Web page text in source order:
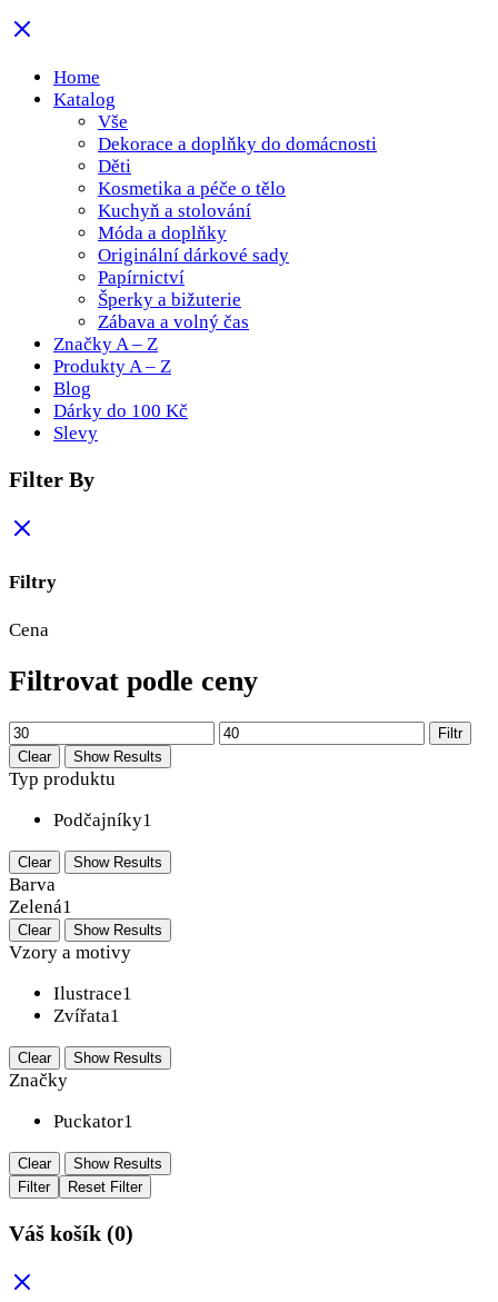
Home
Katalog
Vše
Dekorace a doplňky do domácnosti
Děti
Kosmetika a péče o tělo
Kuchyň a stolování
Móda a doplňky
Originální dárkové sady
Papírnictví
Šperky a bižuterie
Zábava a volný čas
Značky A – Z
Produkty A – Z
Blog
Dárky do 100 Kč
Slevy
Filter By
Filtry
Cena
Filtrovat podle ceny
Filtr
Clear
Show Results
Typ produktu
Podčajníky1
Clear Show Results
Barva
Zelená1
Clear Show Results
Vzory a motivy
Ilustrace1
Zvířata1
Clear Show Results
Značky
Puckator1
Clear
Show Results
Filter
Reset Filter
Váš košík (0)